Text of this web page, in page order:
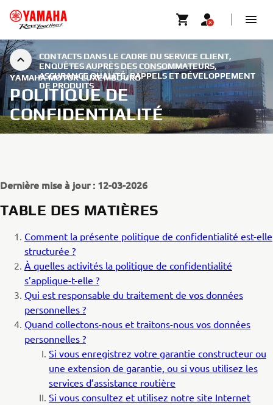
CONTACTS DANS LE CADRE DU SERVICE CLIENT,
ENQUÊTES AUPRÈS DES CONSOMMATEURS,
ASSURANCE QUALITÉ, RAPPELS ET DÉVELOPPEMENT
DE PRODUITS
YAMAHA MOTOR LUXEMBOURG
POLITIQUE DE
CONFIDENTIALITÉ
Dernière mise à jour : 12-03-2026
TABLE DES MATIÈRES
Comment la présente politique de confidentialité est-elle
structurée ?
À quelles activités la politique de confidentialité
s’applique-t-elle ?
Qui est responsable du traitement de vos données
personnelles ?
Quand collectons-nous et traitons-nous vos données
personnelles ?
Si vous enregistrez votre garantie constructeur ou
une extension de garantie, ou si vous utilisez les
services d’assistance routière
Si vous consultez et utilisez notre site Internet